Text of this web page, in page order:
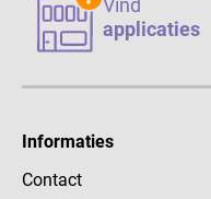
Vind
applicaties
Informaties
Contact